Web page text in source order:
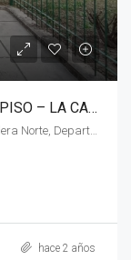
DEPARTAMENTO 3 DORMITORIOS 2° PISO – LA CALERA – B° BELGRANO III.
Díaz Vélez, Cerro Norte, La Calera, Pedanía Calera Norte, Departamento Colón, Córdoba, X5111, Argentina
hace 2 años